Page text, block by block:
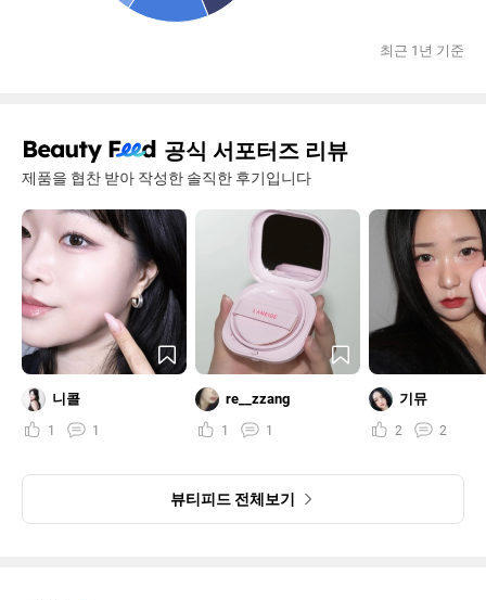
최근 1년 기준
공식 서포터즈 리뷰
제품을 협찬 받아 작성한 솔직한 후기입니다
니콜
1 1
re__zzang
1 1
기뮤
2 2
뷰티피드 전체보기